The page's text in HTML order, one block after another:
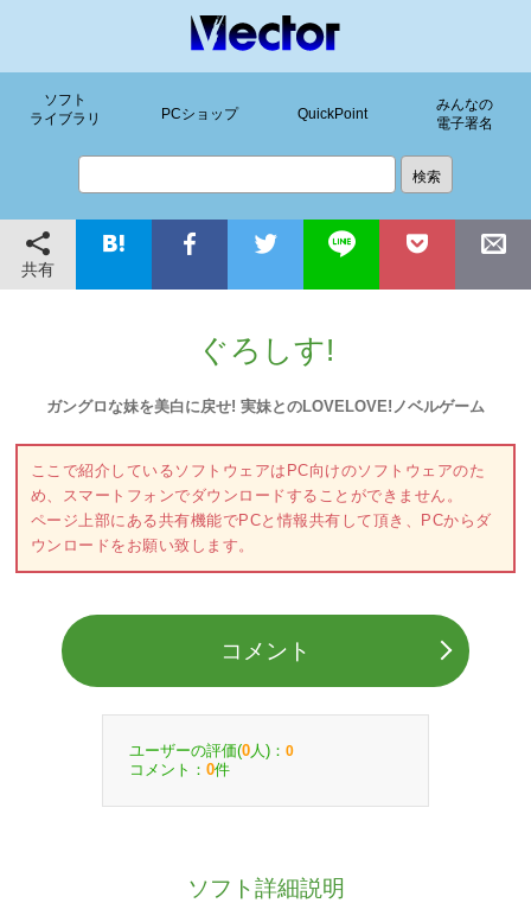
ソフト
ライブラリ
PCショップ QuickPoint
みんなの
電子署名
共有
ぐろしす!
ガングロな妹を美白に戻せ! 実妹とのLOVELOVE!ノベルゲーム
ここで紹介しているソフトウェアはPC向けのソフトウェアのた
め、スマートフォンでダウンロードすることができません。
ページ上部にある共有機能でPCと情報共有して頂き、PCからダ
ウンロードをお願い致します。
コメント
ユーザーの評価(0 人)： 0
コメント： 0件
ソフト詳細説明